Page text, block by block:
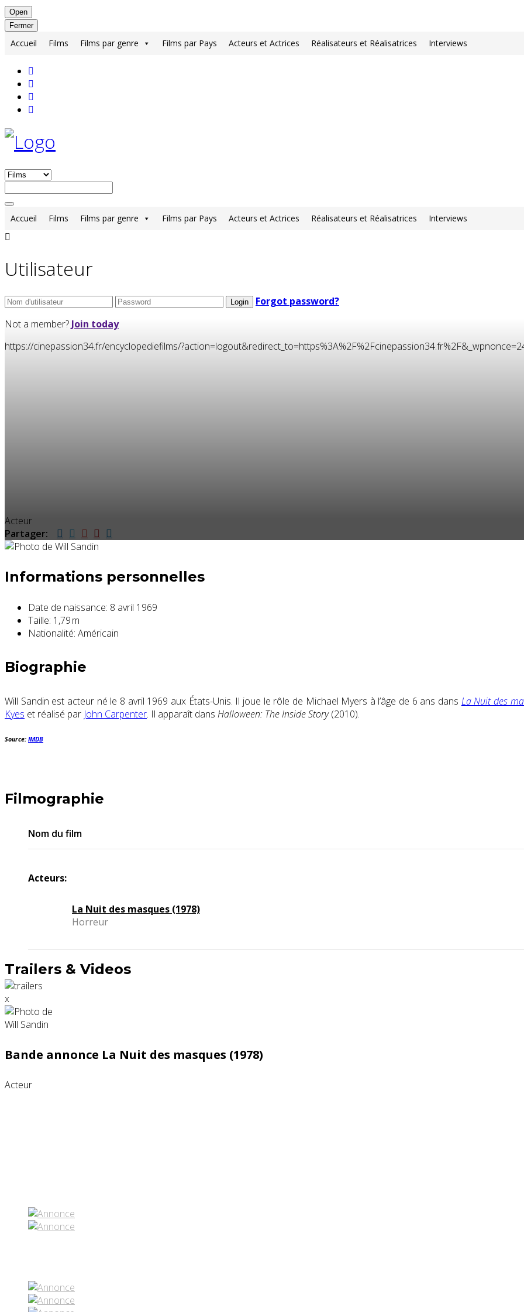
Open
Fermer
Accueil Films Films par genre Films par Pays Acteurs et Actrices Réalisateurs et Réalisatrices Interviews
Accueil Films Films par genre Films par Pays Acteurs et Actrices Réalisateurs et Réalisatrices Interviews
Utilisateur
Forgot password?
Not a member? Join today
https://cinepassion34.fr/encyclopediefilms/
Acteur
Partager:
Informations personnelles
Date de naissance: 8 avril 1969
Taille: 1,79 m
Nationalité: Américain
Biographie
Will Sandin est acteur né le 8 avril 1969 aux États-Unis. Il joue le rôle de Michael Myers à l’âge de 6 ans dans La Nuit des
Kyes et réalisé par John Carpenter. Il apparaît dans Halloween: The Inside Story(2010).
Source: IMDB
Filmographie
Nom du film
Acteurs:
La Nuit des masques (1978)
Horreur
Trailers & Videos
x
Bande annonce La Nuit des masques (1978)
Acteur